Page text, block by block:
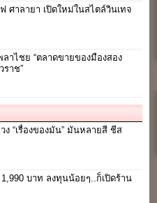
ศาลายา เปิดใหม่ในสไตล์วินเทจ
าไชย “ตลาดขายของมืองสอง
ราช”
“เรื่องของมัน” มันหลายสี ชีส
บาท ลงทุนน้อยๆ..ก็เปิดร้าน